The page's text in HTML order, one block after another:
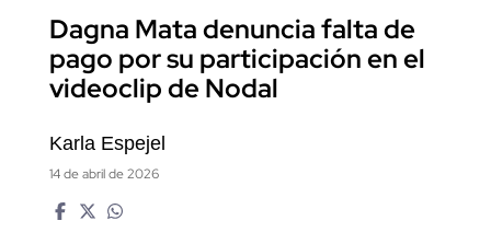
Dagna Mata denuncia falta de
pago por su participación en el
videoclip de Nodal
Karla Espejel
14 de abril de 2026